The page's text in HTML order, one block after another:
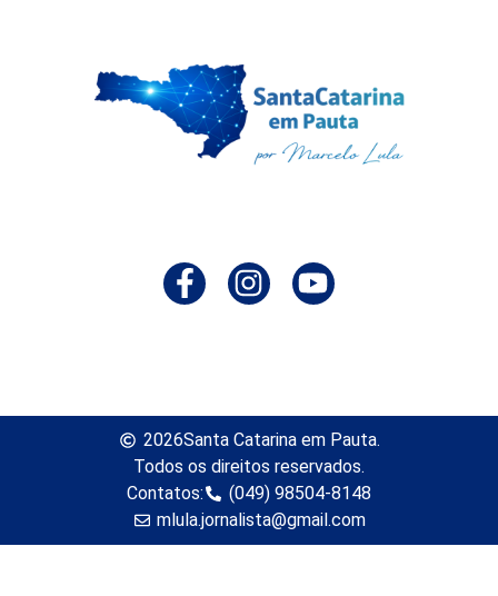
2026Santa Catarina em Pauta.
Todos os direitos reservados.
Contatos:
(049) 98504-8148
mlula.jornalista@gmail.com